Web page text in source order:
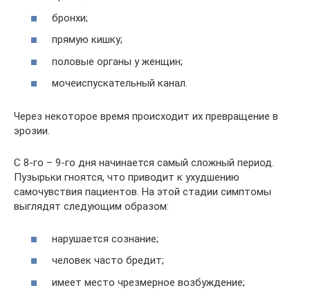
бронхи;
прямую кишку;
половые органы у женщин;
мочеиспускательный канал.
Через некоторое время происходит их превращение в
эрозии.
С 8-го – 9-го дня начинается самый сложный период.
Пузырьки гноятся, что приводит к ухудшению
самочувствия пациентов. На этой стадии симптомы
выглядят следующим образом:
нарушается сознание;
человек часто бредит;
имеет место чрезмерное возбуждение;